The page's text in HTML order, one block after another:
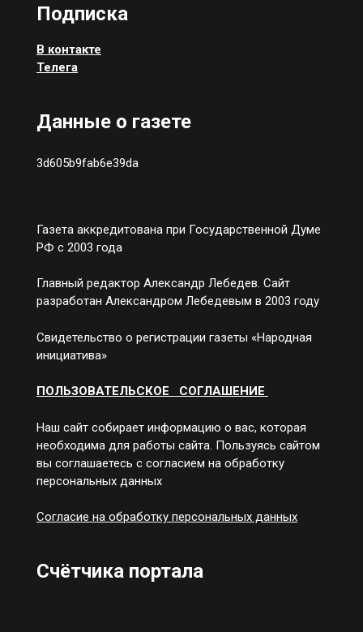
Подписка
В контакте
Телега
Данные о газете
3d605b9fab6e39da
Газета аккредитована при Государственной Думе
РФ с 2003 года
Главный редактор Александр Лебедев. Сайт
разработан Александром Лебедевым в 2003 году
Свидетельство о регистрации газеты «Народная
инициатива»
ПОЛЬЗОВАТЕЛЬСКОЕ СОГЛАШЕНИЕ
Наш сайт собирает информацию о вас, которая
необходима для работы сайта. Пользуясь сайтом
вы соглашаетесь с согласием на обработку
персональных данных
Согласие на обработку персональных данных
Счётчика портала